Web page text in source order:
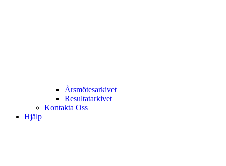
Årsmötesarkivet
Resultatarkivet
Kontakta Oss
Hjälp